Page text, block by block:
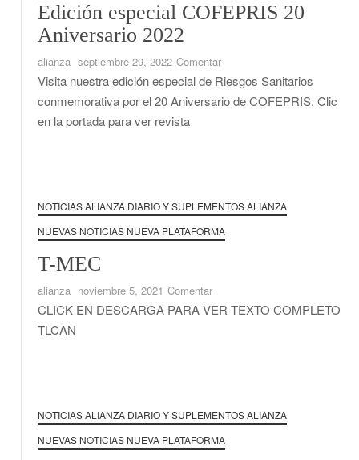
Edición especial COFEPRIS 20
Aniversario 2022
alianza septiembre 29, 2022 Comentaren
Edición
especial
Visita nuestra edición especial de Riesgos Sanitarios
conmemorativa por el 20 Aniversario de COFEPRIS. Clic
en la portada para ver revista
NOTICIAS ALIANZA DIARIO Y SUPLEMENTOS ALIANZA
NUEVAS NOTICIAS NUEVA PLATAFORMA
T-MEC
alianza noviembre 5, 2021 Comentaren
T-
CLICK EN DESCARGA PARA VER TEXTO COMPLETO
TLCAN
NOTICIAS ALIANZA DIARIO Y SUPLEMENTOS ALIANZA
NUEVAS NOTICIAS NUEVA PLATAFORMA